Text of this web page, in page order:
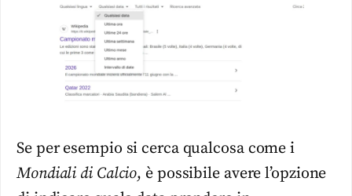
Se per esempio si cerca qualcosa come i
Mondiali di Calcio, è possibile avere l’opzione